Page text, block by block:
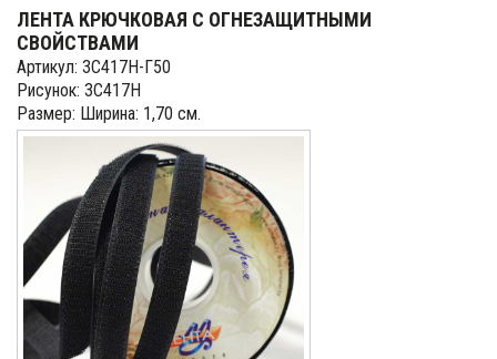
ЛЕНТА КРЮЧКОВАЯ С ОГНЕЗАЩИТНЫМИ
СВОЙСТВАМИ
Артикул: 3С417Н-Г50
Рисунок: 3С417Н
Размер: Ширина: 1,70 см.